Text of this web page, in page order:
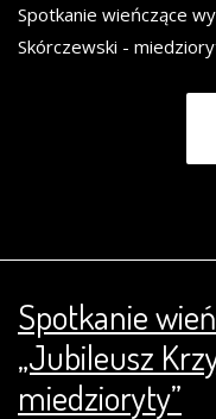
Spotkanie wieńczące
Skórczewski -
Spotkanie
„Jubileusz
miedzioryty”